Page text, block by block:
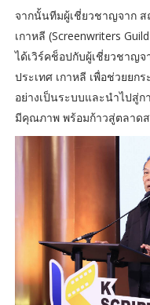
จากนั้นทีมผู้เชี่ยวชาญจาก
เกาหลี (Screenwriters
ได้เวิร์คช็อปกับผู้เชี่ยวชาญ
ประเทศ เกาหลี เพื่อช่วยยก
อย่างเป็นระบบและนำไปสู่
มีคุณภาพ พร้อมก้าวสู่ตลาด